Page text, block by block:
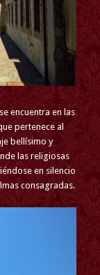
encuentra en las
pertenece al
bellísimo y
las religiosas
en silencio
consagradas.